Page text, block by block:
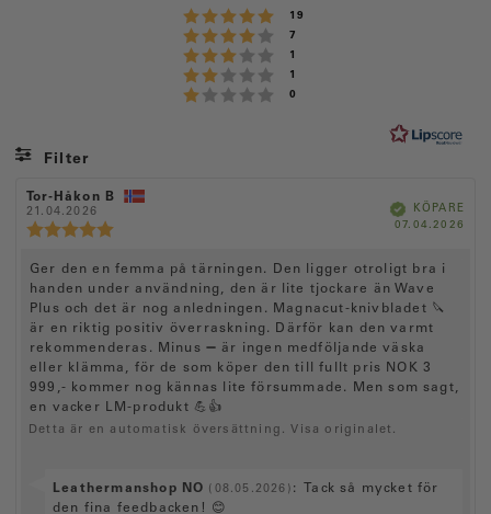
Betyg: 5 utav 5 stjärnor
19
Betyg: 4 utav 5 stjärnor
7
Betyg: 3 utav 5 stjärnor
1
Betyg: 2 utav 5 stjärnor
1
Betyg: 1 utav 5 stjärnor
0
g
:
.
t
j
ä
n
o
Filter
Betyg
R
e
c
s
o
n
s
f
ö
r
a
t
Tor-Håkon B
s
i
o
n
s
d
a
u
m
:
21.04.2026
c
s
i
o
n
s
b
:
5
r
KÖPARE
07.04.2026
R
e
c
n
s
i
o
Ger den en femma på tärningen. Den ligger otroligt bra i
handen under användning, den är lite tjockare än Wave
Plus och det är nog anledningen. Magnacut-knivbladet 🔪
är en riktig positiv överraskning. Därför kan den varmt
rekommenderas. Minus ➖ är ingen medföljande väska
eller klämma, för de som köper den till fullt pris NOK 3
999,- kommer nog kännas lite försummade. Men som sagt,
en vacker LM-produkt 💪👍
Detta är en automatisk översättning. Visa originalet.
S
v
Leathermanshop NO (08.05.2026) :
Tack så mycket för
den fina feedbacken! 😊